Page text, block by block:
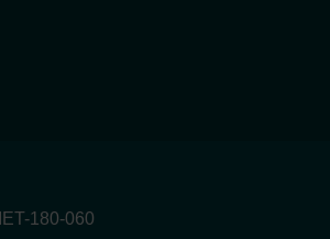
180-060